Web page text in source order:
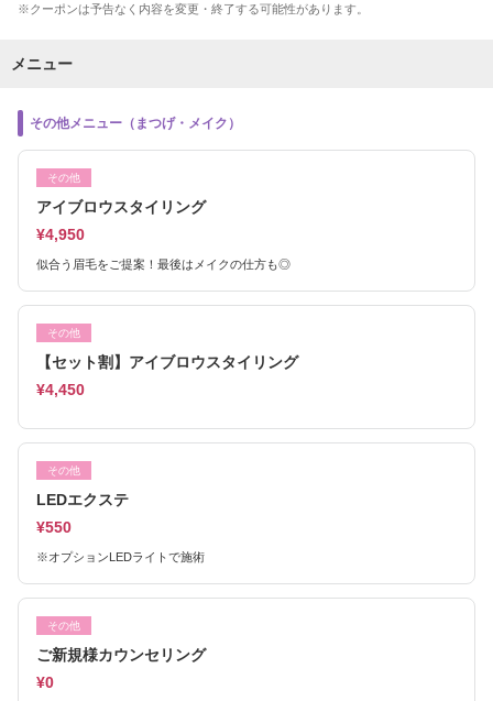
クーポンは予告なく内容を変更・終了する可能性があります。
メニュー
その他メニュー（まつげ・メイク）
その他
アイブロウスタイリング
¥4,950
似合う眉毛をご提案！最後はメイクの仕方も◎
その他
【セット割】アイブロウスタイリング
¥4,450
その他
LEDエクステ
¥550
※オプションLEDライトで施術
その他
ご新規様カウンセリング
¥0